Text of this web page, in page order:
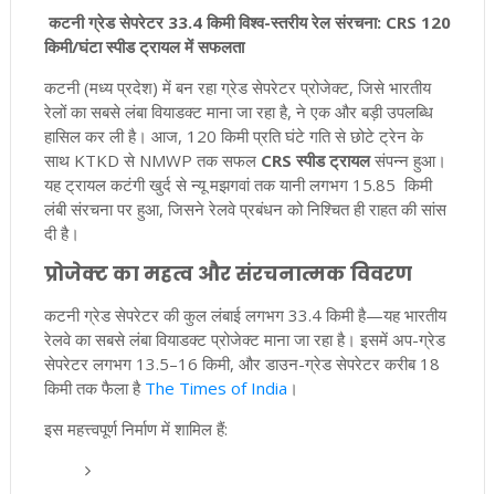
कटनी ग्रेड सेपरेटर 33.4 किमी विश्व-स्तरीय रेल संरचना: CRS 120
किमी/घंटा स्पीड ट्रायल में सफलता
कटनी (मध्य प्रदेश) में बन रहा ग्रेड सेपरेटर प्रोजेक्ट, जिसे भारतीय
रेलों का सबसे लंबा वियाडक्ट माना जा रहा है, ने एक और बड़ी उपलब्धि
हासिल कर ली है। आज, 120 किमी प्रति घंटे गति से छोटे ट्रेन के
साथ KTKD से NMWP तक सफल CRS स्पीड ट्रायलसंपन्न हुआ।
यह ट्रायल कटंगी खुर्द से न्यू मझगवां तक यानी लगभग 15.85 किमी
लंबी संरचना पर हुआ, जिसने रेलवे प्रबंधन को निश्चित ही राहत की सांस
दी है।
प्रोजेक्ट का महत्व और संरचनात्मक विवरण
कटनी ग्रेड सेपरेटर की कुल लंबाई लगभग 33.4 किमी है—यह भारतीय
रेलवे का सबसे लंबा वियाडक्ट प्रोजेक्ट माना जा रहा है। इसमें अप-ग्रेड
सेपरेटर लगभग 13.5–16 किमी, और डाउन-ग्रेड सेपरेटर करीब 18
किमी तक फैला है The Times of India ।
इस महत्त्वपूर्ण निर्माण में शामिल हैं: